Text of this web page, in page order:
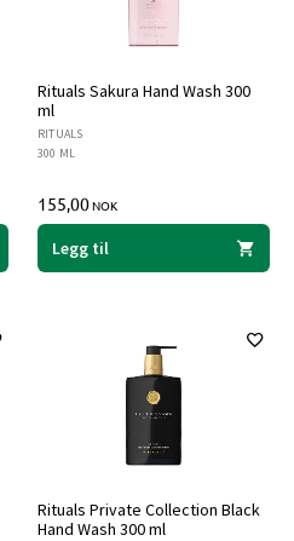
Rituals Sakura Hand Wash 300
ml
RITUALS
300 ML
155,00NOK
Legg til
Rituals Private Collection Black
Hand Wash 300 ml